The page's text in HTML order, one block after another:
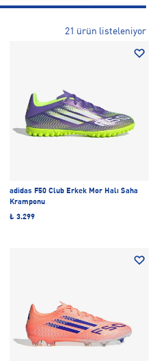
21 ürün listeleniyor
adidas F50 Club Erkek Mor Halı Saha
Kramponu
₺ 3.299